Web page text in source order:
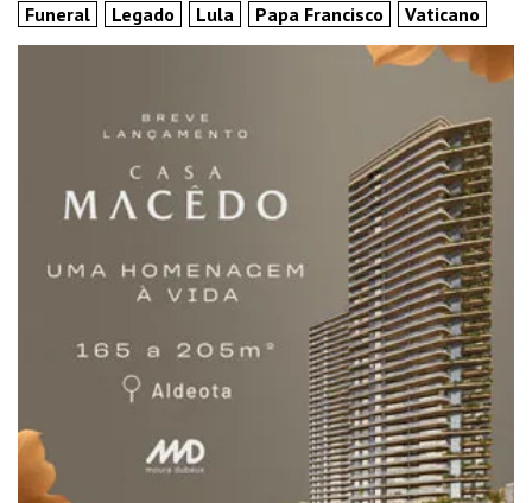
Funeral Legado Lula Papa Francisco Vaticano